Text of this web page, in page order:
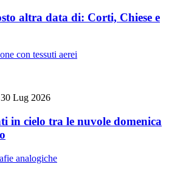
altra data di: Corti, Chiese e
30 Lug 2026
in cielo tra le nuvole domenica